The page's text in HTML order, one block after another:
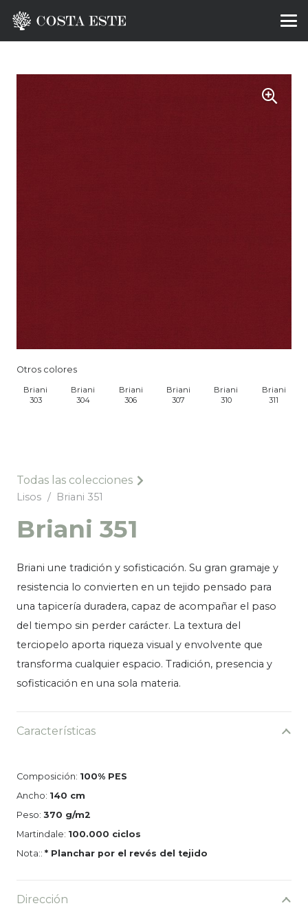
Otros colores
Briani
303
Briani
304
Briani
306
Briani
307
Briani
310
Briani
311
Todas las colecciones
Lisos / Briani 351
Briani 351
Briani une tradición y sofisticación. Su gran gramaje y
resistencia lo convierten en un tejido pensado para
una tapicería duradera, capaz de acompañar el paso
del tiempo sin perder carácter. La textura del
terciopelo aporta riqueza visual y envolvente que
transforma cualquier espacio. Tradición, presencia y
sofisticación en una sola materia.
Características
Composición: 100% PES
Ancho: 140 cm
Peso: 370 g/m2
Martindale: 100.000 ciclos
Nota:: * Planchar por el revés del tejido
Dirección